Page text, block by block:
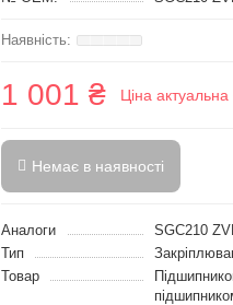
1 001 ₴ Ціна
Немає в наявності
Аналоги
SGC210
Тип
Товар